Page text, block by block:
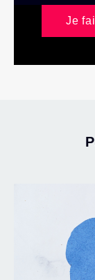
Je